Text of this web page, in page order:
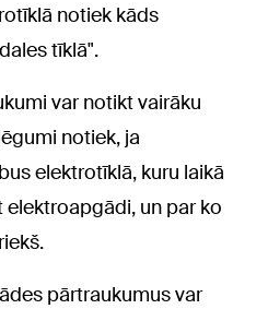
notiek kāds
tīklā".
var notikt vairāku
notiek, ja
elektrotīklā, kuru laikā
un par ko
pārtraukumus var